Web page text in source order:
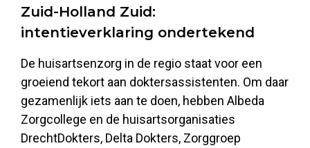
Zuid-Holland Zuid:
intentieverklaring ondertekend
De huisartsenzorg in de regio staat voor een
groeiend tekort aan doktersassistenten. Om daar
gezamenlijk iets aan te doen, hebben Albeda
Zorgcollege en de huisartsorganisaties
DrechtDokters, Delta Dokters, Zorggroep